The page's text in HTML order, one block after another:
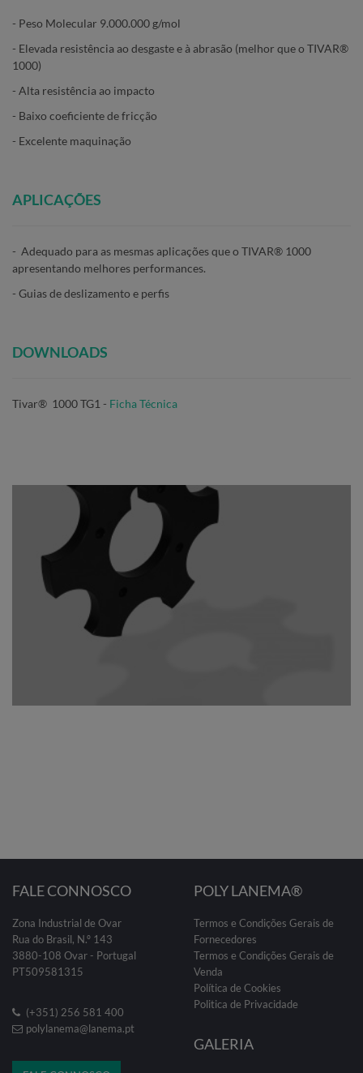
- Peso Molecular 9.000.000 g/mol
- Elevada resistência ao desgaste e à abrasão (melhor que o TIVAR®
1000)
- Alta resistência ao impacto
- Baixo coeficiente de fricção
- Excelente maquinação
APLICAÇÕES
- Adequado para as mesmas aplicações que o TIVAR® 1000
apresentando melhores performances.
- Guias de deslizamento e perfis
DOWNLOADS
Tivar® 1000 TG1 - Ficha Técnica
FALE CONNOSCO
Zona Industrial de Ovar
Rua do Brasil, N.º 143
3880-108 Ovar - Portugal
PT509581315
(+351) 256 581 400
polylanema@lanema.pt
POLY LANEMA®
Termos e Condições Gerais de
Fornecedores
Termos e Condições Gerais de
Venda
Política de Cookies
Politica de Privacidade
GALERIA